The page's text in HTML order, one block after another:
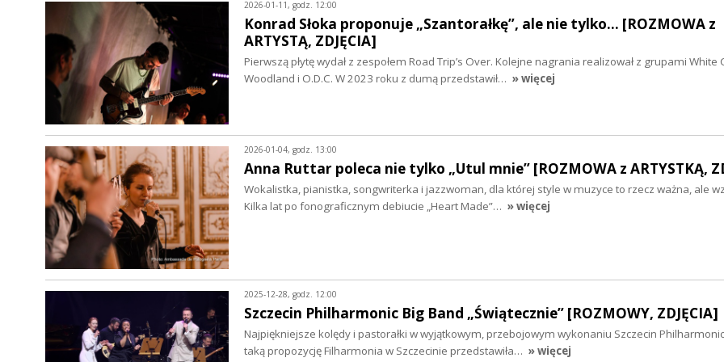
2026-01-11, godz. 12:00
Konrad Słoka proponuje „Szantorałkę”, ale nie tylko... [ROZMOWA z
ARTYSTĄ, ZDJĘCIA]
Pierwszą płytę wydał z zespołem Road Trip’s Over. Kolejne nagrania realizował z grupami White
Woodland i O.D.C. W 2023 roku z dumą przedstawił… » więcej
2026-01-04, godz. 13:00
Anna Ruttar poleca nie tylko „Utul mnie” [ROZMOWA z ARTYSTKĄ,
Wokalistka, pianistka, songwriterka i jazzwoman, dla której style w muzyce to rzecz ważna, ale
Kilka lat po fonograficznym debiucie „Heart Made”… » więcej
2025-12-28, godz. 12:00
Szczecin Philharmonic Big Band „Świątecznie” [ROZMOWY, ZDJĘCIA]
Najpiękniejsze kolędy i pastorałki w wyjątkowym, przebojowym wykonaniu Szczecin
taką propozycję Filharmonia w Szczecinie przedstawiła… » więcej